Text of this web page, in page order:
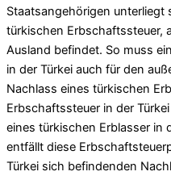
Staatsangehörigen
türkischen Erbschaftssteuer,
Ausland befindet. So muss
in der Türkei auch für den
Nachlass eines türkischen
Erbschaftssteuer in der
eines türkischen Erblasser in
entfällt diese
Türkei sich befindenden